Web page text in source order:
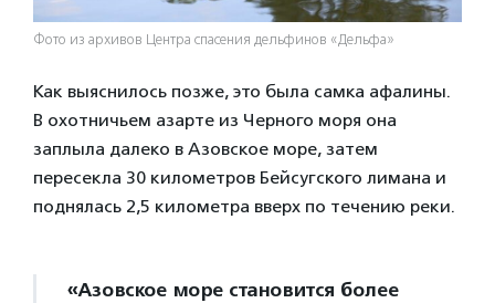
Фото из архивов Центра спасения дельфинов «Дельфа»
Как выяснилось позже, это была самка афалины.
В охотничьем азарте из Черного моря она
заплыла далеко в Азовское море, затем
пересекла 30 километров Бейсугского лимана и
поднялась 2,5 километра вверх по течению реки.
«Азовское море становится более